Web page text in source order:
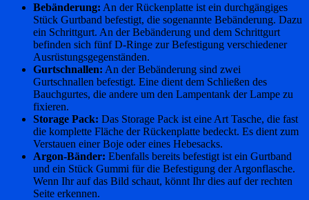
Bebänderung: An der Rückenplatte ist ein durchgängiges
Stück Gurtband befestigt, die sogenannte Bebänderung. Dazu
ein Schrittgurt. An der Bebänderung und dem Schrittgurt
befinden sich fünf D-Ringe zur Befestigung verschiedener
Ausrüstungsgegenständen.
Gurtschnallen: An der Bebänderung sind zwei
Gurtschnallen befestigt. Eine dient dem Schließen des
Bauchgurtes, die andere um den Lampentank der Lampe zu
fixieren.
Storage Pack: Das Storage Pack ist eine Art Tasche, die fast
die komplette Fläche der Rückenplatte bedeckt. Es dient zum
Verstauen einer Boje oder eines Hebesacks.
Argon-Bänder: Ebenfalls bereits befestigt ist ein Gurtband
und ein Stück Gummi für die Befestigung der Argonflasche.
Wenn Ihr auf das Bild schaut, könnt Ihr dies auf der rechten
Seite erkennen.